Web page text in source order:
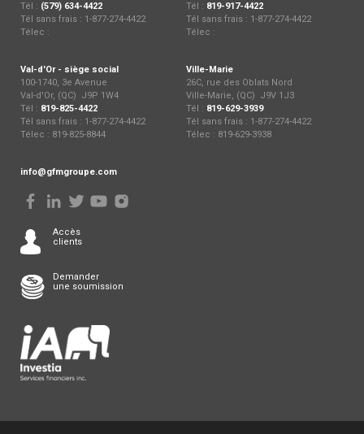
Tél : (579) 634-4422
Tél sans frais : 1-877-274-4422
Télec :
Tél : 819-917-4422
Tél sans frais : 1-877-274-4422
Télec :
Val-d'Or - siège social
100-1740, 3e Avenue
Val-d'Or, (QC) J9P 1W4
Tél : 819-825-4422
Tél sans frais : 1-877-274-4422
Télec : 819-825-8844
Ville-Marie
26C, rue des Oblats Nord
Ville-Marie, (QC) J9V 1J3
Tél : 819-629-3939
Tél sans frais : 1-877-274-4422
Télec : 819-629-3938
info@gfmgroupe.com
Accès
clients
Demander
une soumission